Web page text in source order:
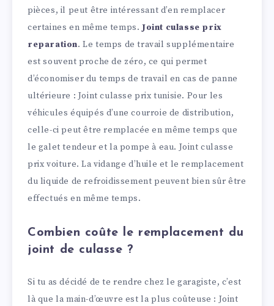
pièces, il peut être intéressant d’en remplacer
certaines en même temps.Joint culasse prix
reparation. Le temps de travail supplémentaire
est souvent proche de zéro, ce qui permet
d’économiser du temps de travail en cas de panne
ultérieure : Joint culasse prix tunisie. Pour les
véhicules équipés d’une courroie de distribution,
celle-ci peut être remplacée en même temps que
le galet tendeur et la pompe à eau. Joint culasse
prix voiture. La vidange d’huile et le remplacement
du liquide de refroidissement peuvent bien sûr être
effectués en même temps.
Combien coûte le remplacement du
joint de culasse ?
Si tu as décidé de te rendre chez le garagiste, c’est
là que la main-d’œuvre est la plus coûteuse : Joint